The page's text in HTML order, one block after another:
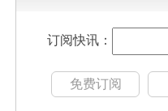
订阅快讯：
免费订阅